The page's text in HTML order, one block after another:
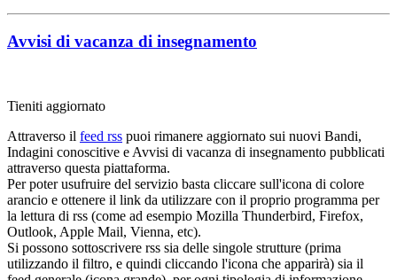
Avvisi di vacanza di insegnamento
Tieniti aggiornato
Attraverso il feed rss puoi rimanere aggiornato sui nuovi Bandi,
Indagini conoscitive e Avvisi di vacanza di insegnamento pubblicati
attraverso questa piattaforma.
Per poter usufruire del servizio basta cliccare sull'icona di colore
arancio e ottenere il link da utilizzare con il proprio programma per
la lettura di rss (come ad esempio Mozilla Thunderbird, Firefox,
Outlook, Apple Mail, Vienna, etc).
Si possono sottoscrivere rss sia delle singole strutture (prima
utilizzando il filtro, e quindi cliccando l'icona che apparirà) sia il